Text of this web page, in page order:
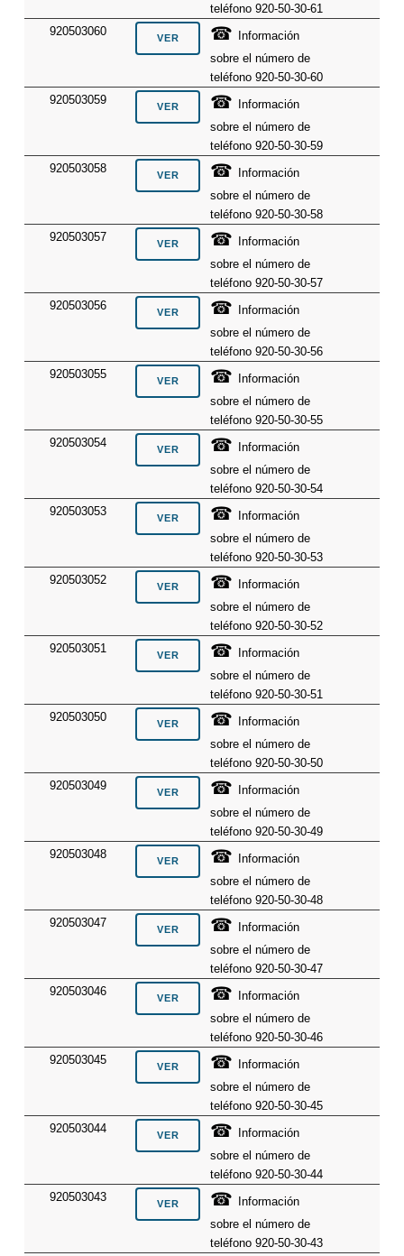
teléfono 920-50-30-61
920503060
☎ Información
sobre el número de
teléfono 920-50-30-60
920503059
☎ Información
sobre el número de
teléfono 920-50-30-59
920503058
☎ Información
sobre el número de
teléfono 920-50-30-58
920503057
☎ Información
sobre el número de
teléfono 920-50-30-57
920503056
☎ Información
sobre el número de
teléfono 920-50-30-56
920503055
☎ Información
sobre el número de
teléfono 920-50-30-55
920503054
☎ Información
sobre el número de
teléfono 920-50-30-54
920503053
☎ Información
sobre el número de
teléfono 920-50-30-53
920503052
☎ Información
sobre el número de
teléfono 920-50-30-52
920503051
☎ Información
sobre el número de
teléfono 920-50-30-51
920503050
☎ Información
sobre el número de
teléfono 920-50-30-50
920503049
☎ Información
sobre el número de
teléfono 920-50-30-49
920503048
☎ Información
sobre el número de
teléfono 920-50-30-48
920503047
☎ Información
sobre el número de
teléfono 920-50-30-47
920503046
☎ Información
sobre el número de
teléfono 920-50-30-46
920503045
☎ Información
sobre el número de
teléfono 920-50-30-45
920503044
☎ Información
sobre el número de
teléfono 920-50-30-44
920503043
☎ Información
sobre el número de
teléfono 920-50-30-43